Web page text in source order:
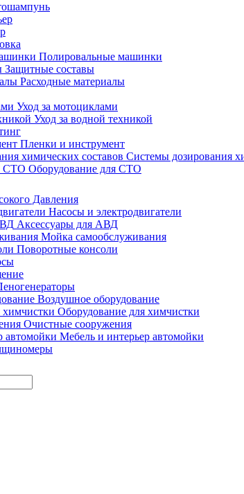
Полировальные машинки
Защитные составы
Расходные материалы
Уход за мотоциклами
Уход за водной техникой
Пленки и инструмент
Системы дозирования
Оборудование для СТО
Давления
Насосы и электродвигатели
Аксессуары для АВД
Мойка самообслуживания
Поворотные консоли
Воздушное оборудование
Оборудование для химчистки
Очистные сооружения
Мебель и интерьер автомойки